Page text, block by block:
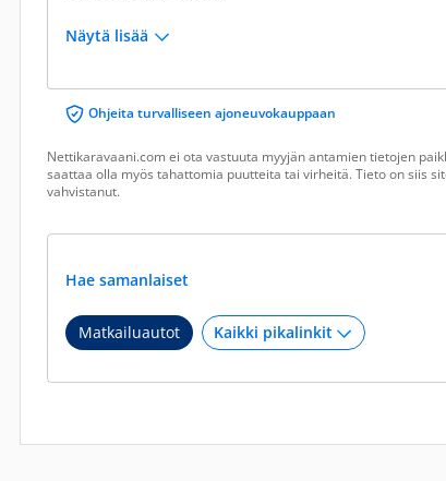
Näytä lisää
Ohjeita turvalliseen ajoneuvokauppaan
Nettikaravaani.com ei ota vastuuta myyjän antamien tietojen
saattaa olla myös tahattomia puutteita tai virheitä. Tieto on siis
vahvistanut.
Hae samanlaiset
Matkailuautot